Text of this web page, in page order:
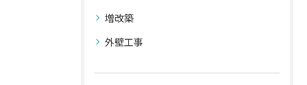
増改築
外壁工事